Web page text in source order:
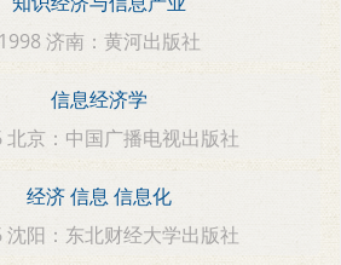
1998 济南：黄河出版社
信息经济学
北京：中国广播电视出版社
经济 信息 信息化
沈阳：东北财经大学出版社